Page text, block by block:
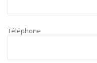
Téléphone